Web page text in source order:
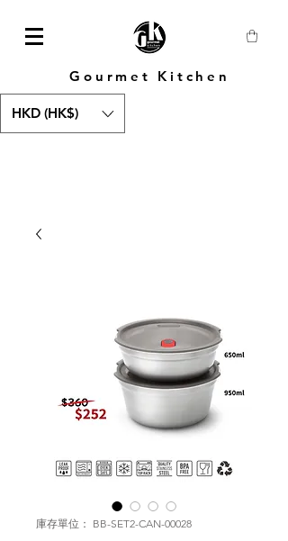
Gourmet Kitchen
HKD (HK$)
庫存單位： BB-SET2-CAN-00028